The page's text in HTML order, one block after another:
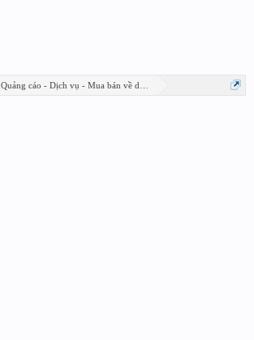
Quảng cáo - Dịch vụ - Mua bán về design